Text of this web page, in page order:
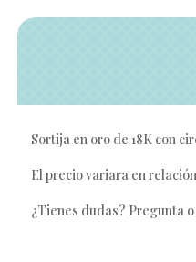
Sortija en oro de 18K con
El precio variara en
¿Tienes dudas? Pregunta